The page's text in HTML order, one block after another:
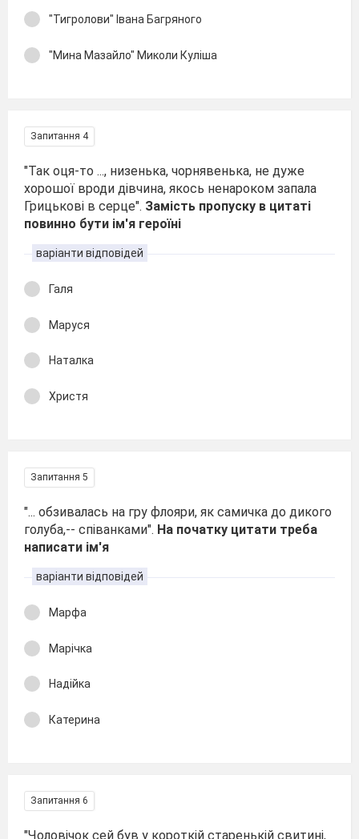
"Тигролови" Івана Багряного
"Мина Мазайло" Миколи Куліша
Запитання 4
"Так оця-то ..., низенька, чорнявенька, не дуже
хорошої вроди дiвчина, якось ненароком запала
Грицьковi в серце". Замість пропуску в цитаті
повинно бути ім'я героїні
варіанти відповідей
Галя
Маруся
Наталка
Христя
Запитання 5
"... обзивалась на гру флояри, як самичка до дикого
голуба,-- співанками". На початку цитати треба
написати ім'я
варіанти відповідей
Марфа
Марічка
Надійка
Катерина
Запитання 6
"Чоловiчок сей був у короткiй старенькiй свитинi,